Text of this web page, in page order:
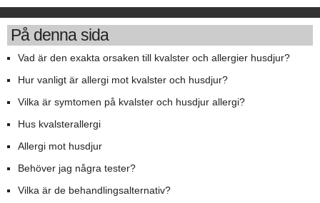
På denna sida
Vad är den exakta orsaken till kvalster och allergier husdjur?
Hur vanligt är allergi mot kvalster och husdjur?
Vilka är symtomen på kvalster och husdjur allergi?
Hus kvalsterallergi
Allergi mot husdjur
Behöver jag några tester?
Vilka är de behandlingsalternativ?